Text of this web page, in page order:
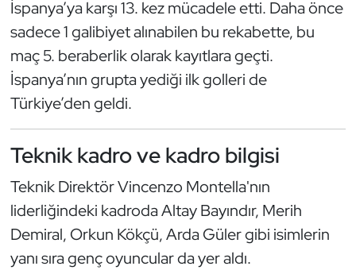
İspanya’ya karşı 13. kez mücadele etti. Daha önce
sadece 1 galibiyet alınabilen bu rekabette, bu
maç 5. beraberlik olarak kayıtlara geçti.
İspanya’nın grupta yediği ilk golleri de
Türkiye’den geldi.
Teknik kadro ve kadro bilgisi
Teknik Direktör Vincenzo Montella'nın
liderliğindeki kadroda Altay Bayındır, Merih
Demiral, Orkun Kökçü, Arda Güler gibi isimlerin
yanı sıra genç oyuncular da yer aldı.